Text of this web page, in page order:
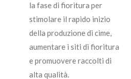
la fase di fioritura per
stimolare il rapido inizio
della produzione di cime,
aumentare i siti di fioritura
e promuovere raccolti di
alta qualità.